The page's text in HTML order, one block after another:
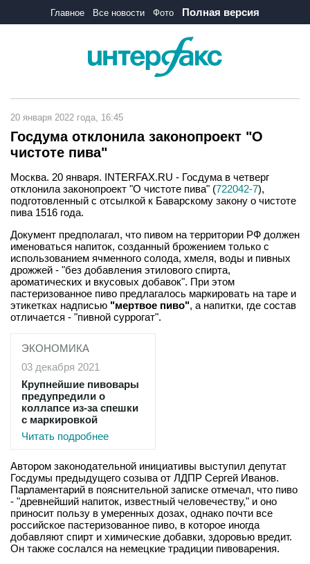
Главное Все новости Фото Полная версия
20 января 2022 года, 16:45
Госдума отклонила законопроект "О
чистоте пива"
Москва. 20 января. INTERFAX.RU - Госдума в четверг
отклонила законопроект "О чистоте пива" (722042-7),
подготовленный с отсылкой к Баварскому закону о чистоте
пива 1516 года.
Документ предполагал, что пивом на территории РФ должен
именоваться напиток, созданный брожением только с
использованием ячменного солода, хмеля, воды и пивных
дрожжей - "без добавления этилового спирта,
ароматических и вкусовых добавок". При этом
пастеризованное пиво предлагалось маркировать на таре и
этикетках надписью "мертвое пиво", а напитки, где состав
отличается - "пивной суррогат".
ЭКОНОМИКА
03 декабря 2021
Крупнейшие пивовары
предупредили о
коллапсе из-за спешки
с маркировкой
Читать подробнее
Автором законодательной инициативы выступил депутат
Госдумы предыдущего созыва от ЛДПР Сергей Иванов.
Парламентарий в пояснительной записке отмечал, что пиво
- "древнейший напиток, известный человечеству," и оно
приносит пользу в умеренных дозах, однако почти все
российское пастеризованное пиво, в которое иногда
добавляют спирт и химические добавки, здоровью вредит.
Он также сослался на немецкие традиции пивоварения.